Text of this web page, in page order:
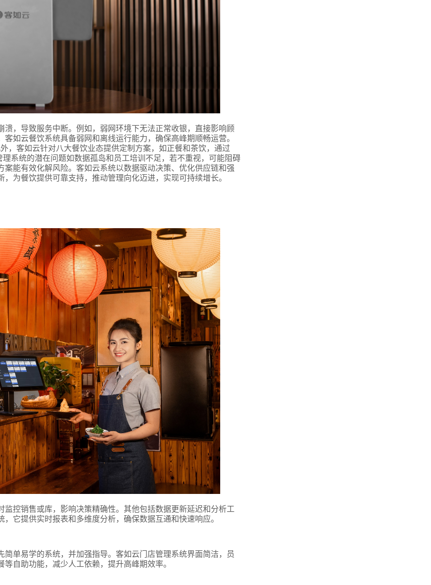
，导致服务中断。例如，弱网环境下无法正常收银，直接影响顾
如云餐饮系统具备弱网和离线运行能力，确保高峰期顺畅运营。
，客如云针对八大餐饮业态提供定制方案，如正餐和茶饮，通过
系统的潜在问题如数据孤岛和员工培训不足，若不重视，可能阻碍
能有效化解风险。客如云系统以数据驱动决策、优化供应链和强
为餐饮提供可靠支持，推动管理向化迈进，实现可持续增长。
控销售或库，影响决策精确性。其他包括数据更新延迟和分析工
它提供实时报表和多维度分析，确保数据互通和快速响应。
单易学的系统，并加强指导。客如云门店管理系统界面简洁，员
自助功能，减少人工依赖，提升高峰期效率。